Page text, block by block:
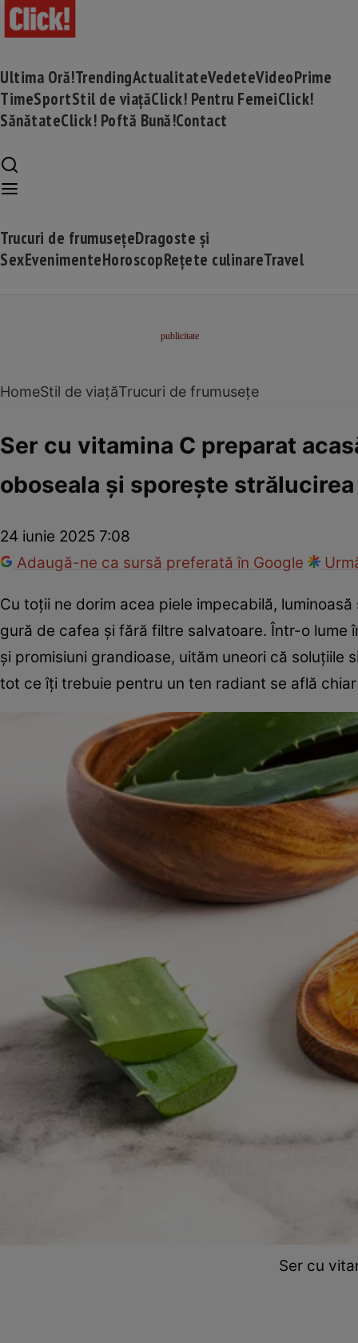
Ultima Oră!TrendingActualitateVedeteVideoPrime
TimeSportStil de viațăClick! Pentru FemeiClick!
SănătateClick! Poftă Bună!Contact
Trucuri de frumusețeDragoste și
SexEvenimenteHoroscopRețete culinareTravel
HomeStil de viațăTrucuri de frumusețe
Ser cu vitamina C preparat
oboseala și sporește
24 iunie 2025 7:08
Adaugă-ne ca sursă preferată în Google
Cu toții ne dorim acea piele impecabilă,
gură de cafea și fără filtre salvatoare. Într-o
și promisiuni grandioase, uităm uneori că soluțiile
tot ce îți trebuie pentru un ten radiant se află
Ser cu